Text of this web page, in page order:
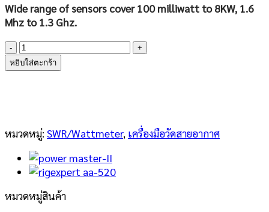
Wide range of sensors cover 100 milliwatt to 8KW, 1.6
Mhz to 1.3 Ghz.
จำนวน
WaveNode
WN-
หยิบใส่ตะกร้า
หมวดหมู่: SWR/Wattmeter, เครื่องมือวัดสายอากาศ
หมวดหมู่สินค้า